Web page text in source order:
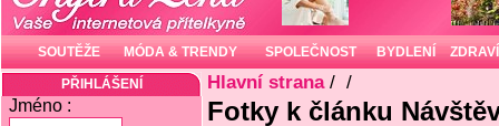
SOUTĚŽE MÓDA & TRENDY SPOLEČNOST BYDLENÍ ZDRAVÍ
PŘIHLÁŠENÍ
Jméno :
Hlavní strana/ /
Fotky k článku